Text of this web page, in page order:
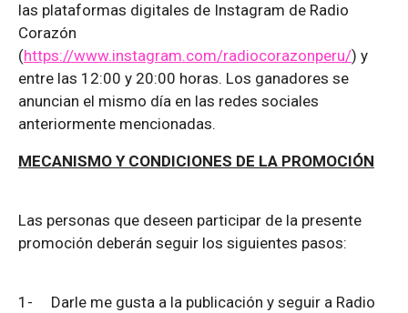
las plataformas digitales de Instagram de Radio
Corazón
(https://www.instagram.com/radiocorazonperu/) y
entre las 12:00 y 20:00 horas. Los ganadores se
anuncian el mismo día en las redes sociales
anteriormente mencionadas.
MECANISMO Y CONDICIONES DE LA PROMOCIÓN
Las personas que deseen participar de la presente
promoción deberán seguir los siguientes pasos:
1- Darle me gusta a la publicación y seguir a Radio